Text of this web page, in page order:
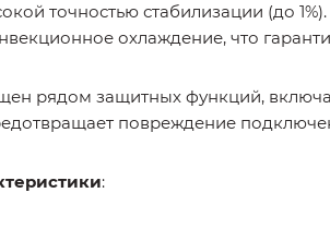
точностью стабилизации (до
охлаждение, что
рядом защитных функций,
повреждение
: